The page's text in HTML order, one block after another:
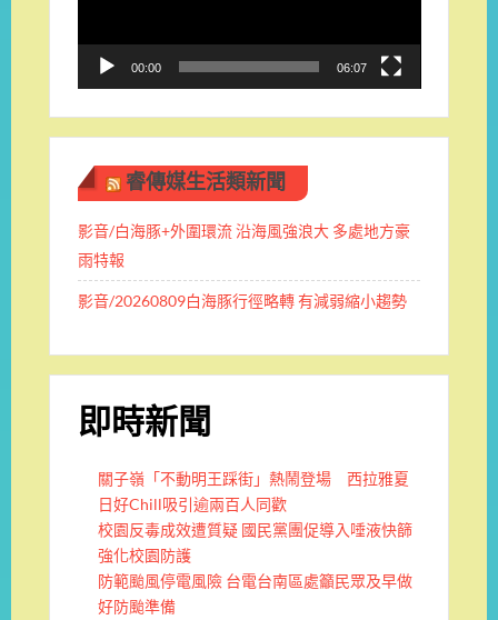
00:00 06:07
睿傳媒生活類新聞
影音/白海豚+外圍環流 沿海風強浪大 多處地方豪
雨特報
影音/20260809白海豚行徑略轉 有減弱縮小趨勢
即時新聞
關子嶺「不動明王踩街」熱鬧登場 西拉雅夏
日好Chill吸引逾兩百人同歡
校園反毒成效遭質疑 國民黨團促導入唾液快篩
強化校園防護
防範颱風停電風險 台電台南區處籲民眾及早做
好防颱準備